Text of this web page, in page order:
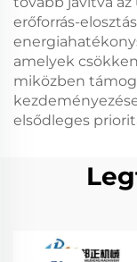
erőforrás-
amelyek
miközben
elsődleges